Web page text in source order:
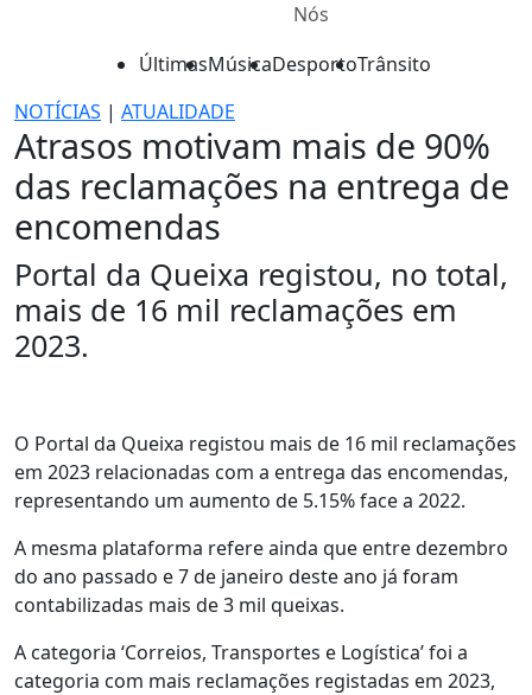
Nós
ÚltimasMúsicaDesportoTrânsito
NOTÍCIAS | ATUALIDADE
Atrasos motivam mais de 90%
das reclamações na entrega de
encomendas
Portal da Queixa registou, no total,
mais de 16 mil reclamações em
2023.
O Portal da Queixa registou mais de 16 mil reclamações
em 2023 relacionadas com a entrega das encomendas,
representando um aumento de 5.15% face a 2022.
A mesma plataforma refere ainda que entre dezembro
do ano passado e 7 de janeiro deste ano já foram
contabilizadas mais de 3 mil queixas.
A categoria ‘Correios, Transportes e Logística’ foi a
categoria com mais reclamações registadas em 2023,